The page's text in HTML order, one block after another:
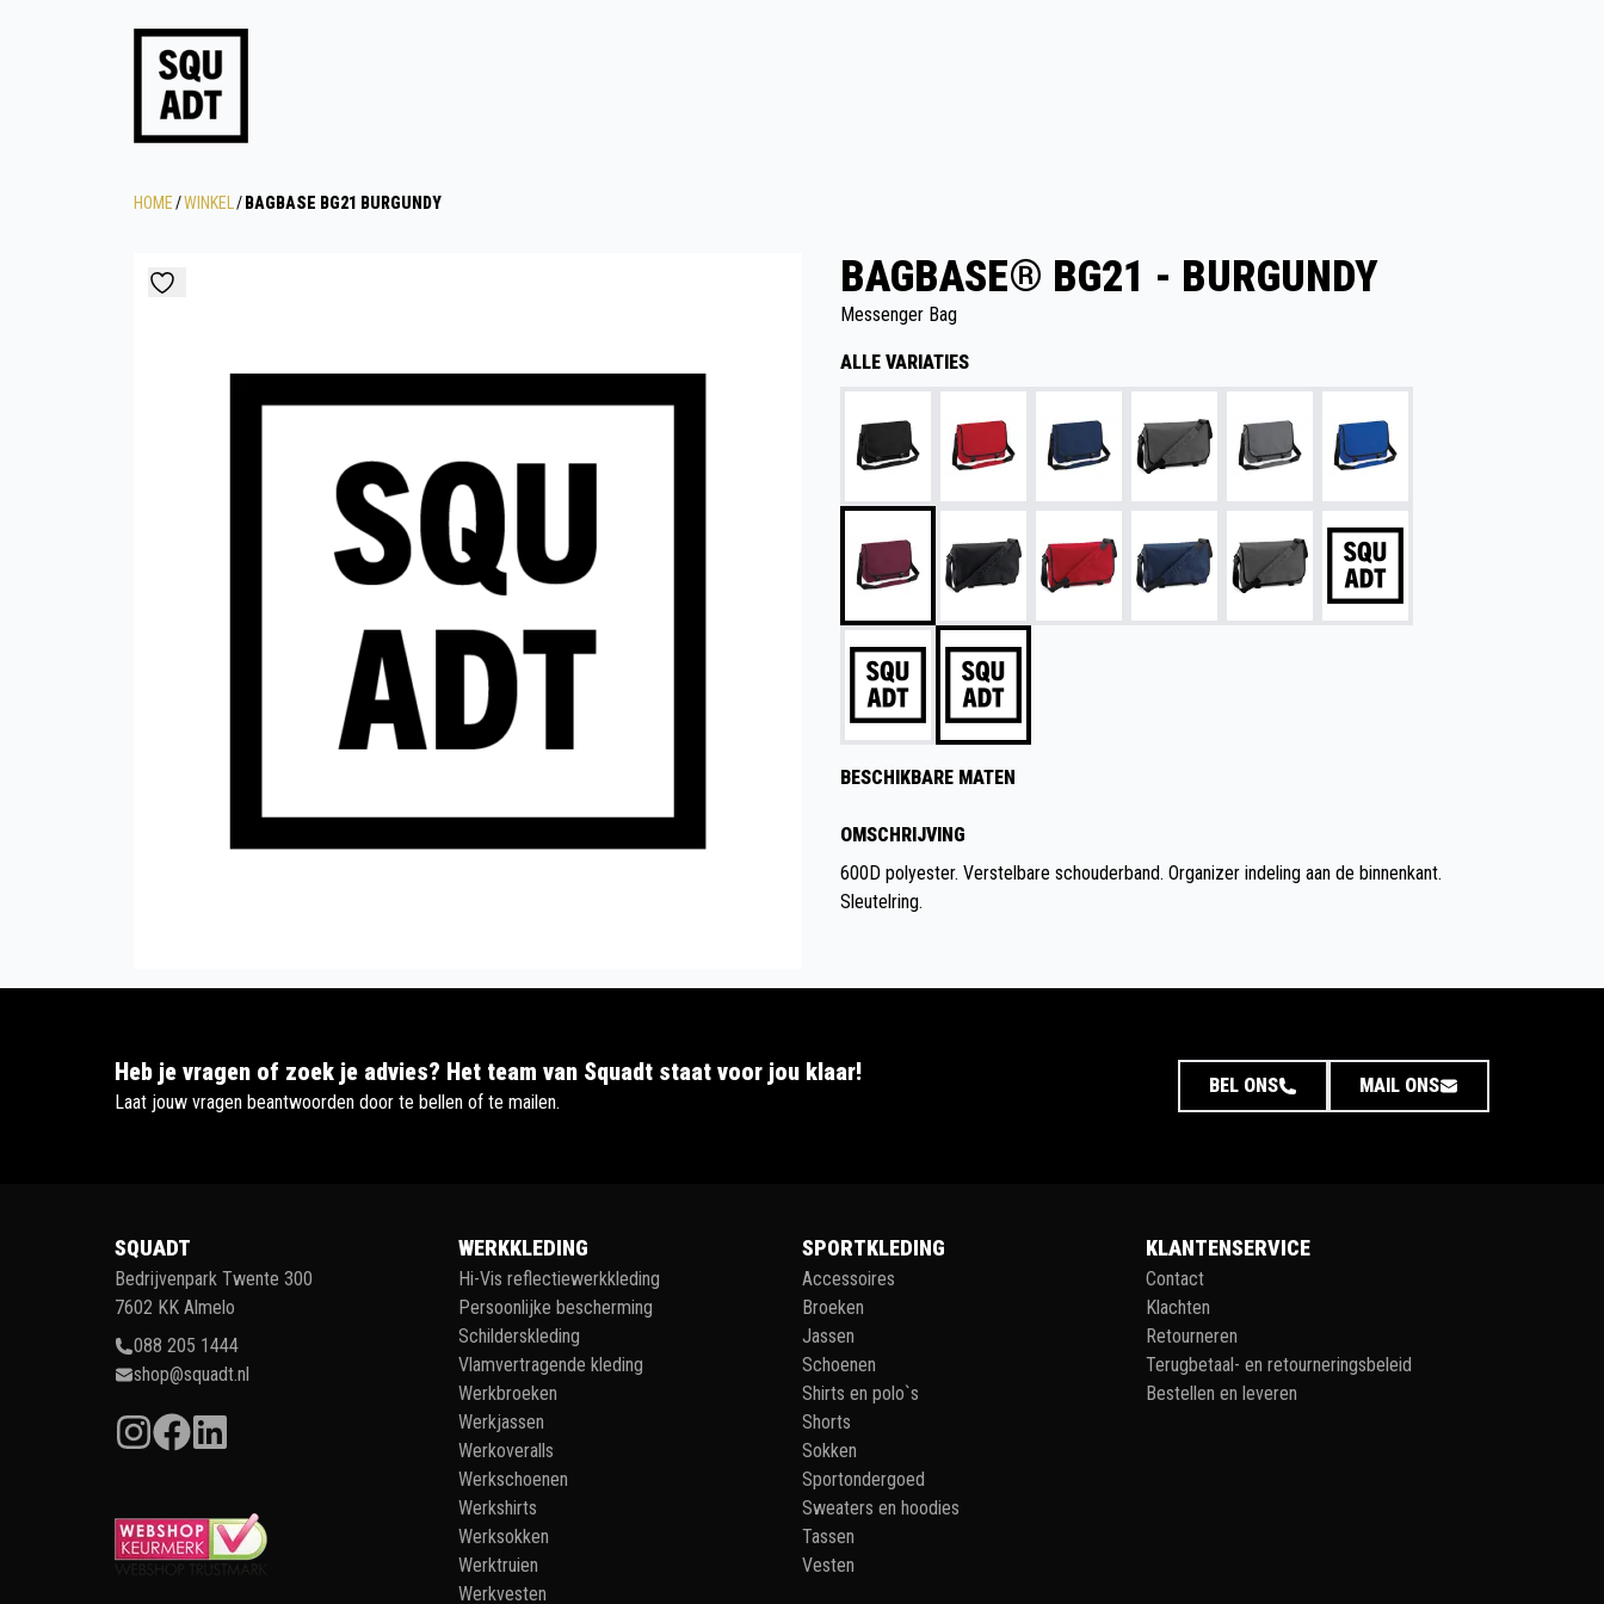
HOME/WINKEL / BAGBASE BG21 BURGUNDY
BAGBASE® BG21 - BURGUNDY
Messenger Bag
ALLE VARIATIES
BESCHIKBARE MATEN
OMSCHRIJVING
600D polyester. Verstelbare schouderband. Organizer indeling aan de binnenkant.
Sleutelring.
Heb je vragen of zoek je advies? Het team van Squadt staat voor jou klaar!
Laat jouw vragen beantwoorden door te bellen of te mailen.
BEL ONS MAIL ONS
SQUADT
Bedrijvenpark Twente 300
7602 KK Almelo
088 205 1444
shop@squadt.nl
WERKKLEDING
Hi-Vis reflectiewerkkleding
Persoonlijke bescherming
Schilderskleding
Vlamvertragende kleding
Werkbroeken
Werkjassen
Werkoveralls
Werkschoenen
Werkshirts
Werksokken
Werktruien
Werkvesten
SPORTKLEDING
Accessoires
Broeken
Jassen
Schoenen
Shirts en polo`s
Shorts
Sokken
Sportondergoed
Sweaters en hoodies
Tassen
Vesten
KLANTENSERVICE
Contact
Klachten
Retourneren
Terugbetaal- en retourneringsbeleid
Bestellen en leveren